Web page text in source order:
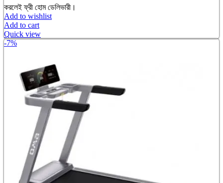
করলেই ফ্রী হোম ডেলিভারী।
Add to wishlist
Add to cart
Quick view
-7%